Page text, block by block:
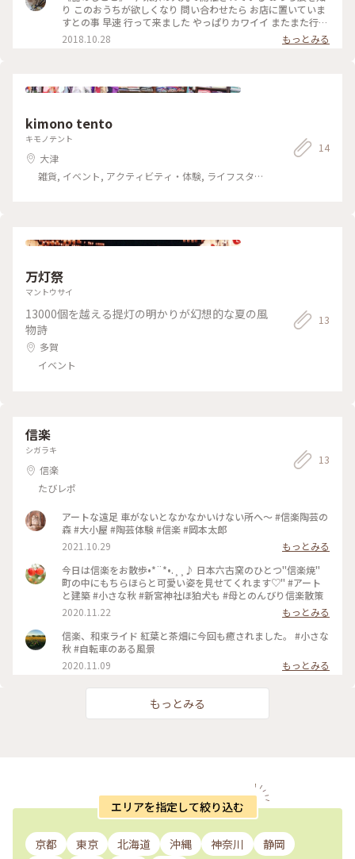
り このおうちが欲しくなり 問い合わせたら お店に置いていま
すとの事 早速 行って来ました やっぱりカワイイ またまた行っ
て来ました #器のしごと #信楽 #滋賀
2018.10.28 もっとみる
kimono tento
キモノテント
大津
雑貨, イベント, アクティビティ・体験, ライフスタイ
14
万灯祭
マントウサイ
13000個を越える提灯の明かりが幻想的な夏の風
物詩
多賀
イベント
13
信楽
シガラキ
信楽
たびレポ
13
アートな遠足 車がないとなかなかいけない所へ～ #信楽陶芸の
森 #大小屋 #陶芸体験 #信楽 #岡本太郎
2021.10.29
もっとみる
今日は信楽をお散歩•*¨*•.¸¸♪ 日本六古窯のひとつ"信楽焼"
町の中にもちらほらと可愛い姿を見せてくれます♡" #アート
と建築 #小さな秋 #新宮神社ほ狛犬も #母とのんびり信楽散策
2020.11.22
もっとみる
信楽、和束ライド 紅葉と茶畑に今回も癒されました。 #小さな
秋 #自転車のある風景
2020.11.09
もっとみる
もっとみる
エリアを指定して絞り込む
京都 東京 北海道 沖縄 神奈川
静岡